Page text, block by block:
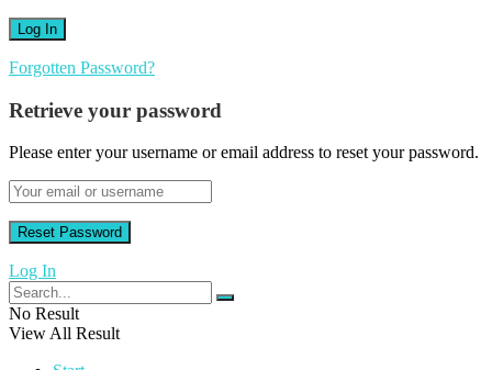
Forgotten Password?
Retrieve your password
Please enter your username or email address to reset your password.
Log In
No Result
View All Result